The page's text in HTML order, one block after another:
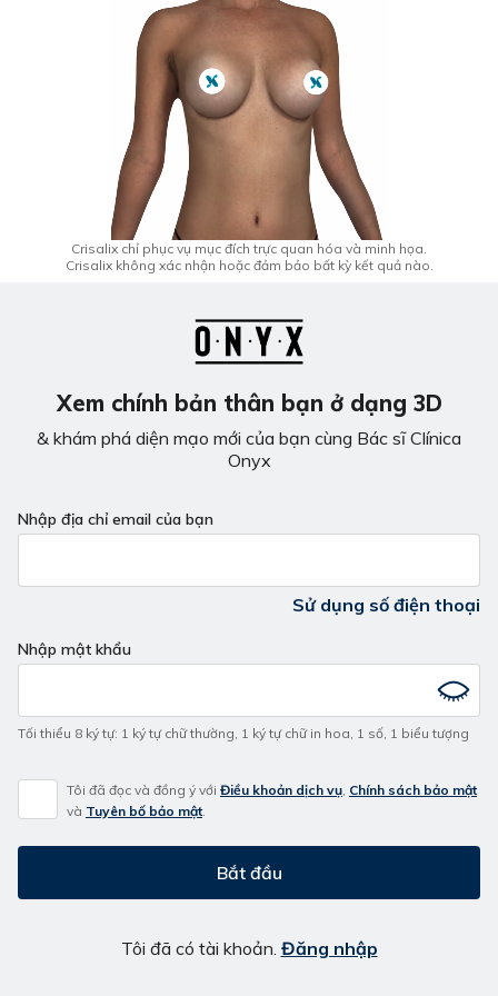
Crisalix chỉ phục vụ mục đích trực quan hóa và minh họa.
Crisalix không xác nhận hoặc đảm bảo bất kỳ kết quả nào.
Xem chính bản thân bạn ở dạng 3D
& khám phá diện mạo mới của bạn cùng Bác sĩ Clínica
Onyx
Nhập địa chỉ email của bạn
Sử dụng số điện thoại
Nhập mật khẩu
Tối thiểu 8 ký tự: 1 ký tự chữ thường, 1 ký tự chữ in hoa, 1 số, 1 biểu tượng
Tôi đã đọc và đồng ý với Điều khoản dịch vụ, Chính sách bảo mật
và Tuyên bố bảo mật.
Bắt đầu
Tôi đã có tài khoản. Đăng nhập